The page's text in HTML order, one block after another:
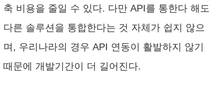
축 비용을 줄일 수 있다. 다만 API를 통한다 해도
다른 솔루션을 통합한다는 것 자체가 쉽지 않으
며, 우리나라의 경우 API 연동이 활발하지 않기
때문에 개발기간이 더 길어진다.